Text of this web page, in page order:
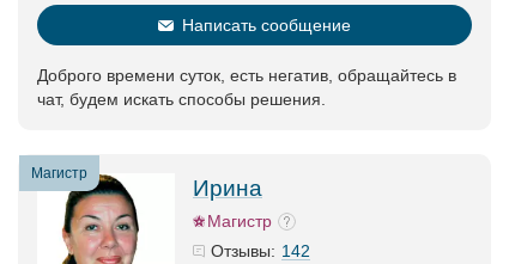
Написать сообщение
Доброго времени суток, есть негатив, обращайтесь в
чат, будем искать способы решения.
Магистр
Ирина
Магистр
Отзывы: 142